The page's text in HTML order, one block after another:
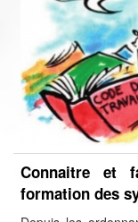
Connaitre et
formation des